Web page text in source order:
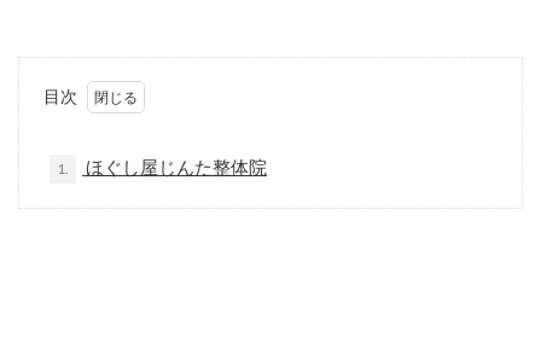
目次
1. ほぐし屋じんた整体院